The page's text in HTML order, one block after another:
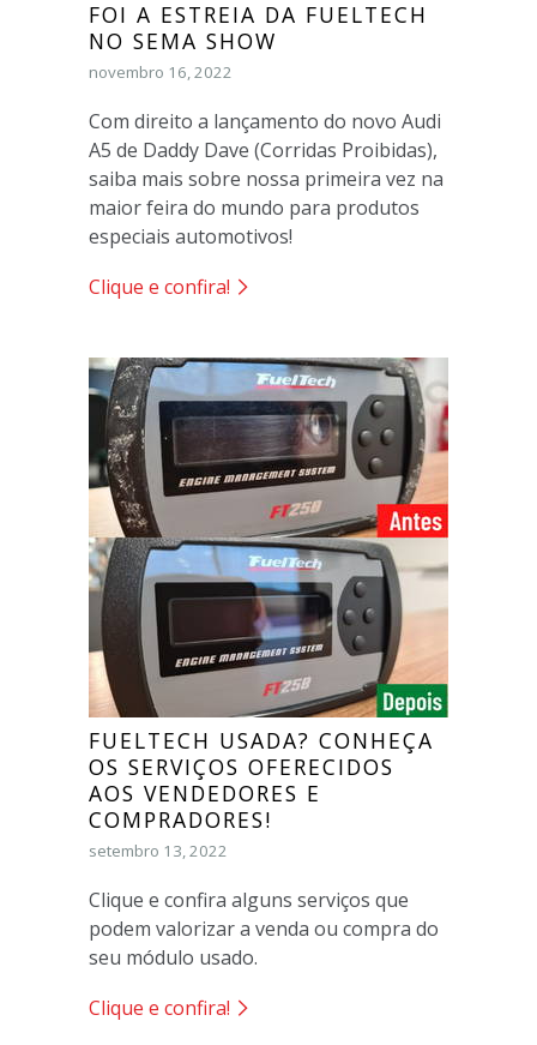
FOI A ESTREIA DA FUELTECH
NO SEMA SHOW
novembro 16, 2022
Com direito a lançamento do novo Audi
A5 de Daddy Dave (Corridas Proibidas),
saiba mais sobre nossa primeira vez na
maior feira do mundo para produtos
especiais automotivos!
Clique e confira!
FUELTECH USADA? CONHEÇA
OS SERVIÇOS OFERECIDOS
AOS VENDEDORES E
COMPRADORES!
setembro 13, 2022
Clique e confira alguns serviços que
podem valorizar a venda ou compra do
seu módulo usado.
Clique e confira!